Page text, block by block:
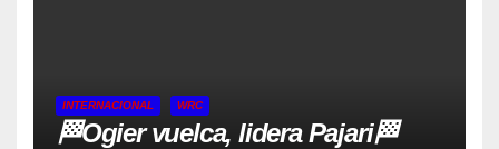
INTERNACIONAL WRC
🏁Ogier vuelca, lidera Pajari🏁